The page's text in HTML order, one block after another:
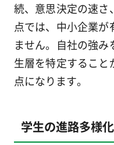
続、意思決定の速さ
点では、中小企業が
ません。自社の強
生層を特定するこ
点になります。
学生の進路多様